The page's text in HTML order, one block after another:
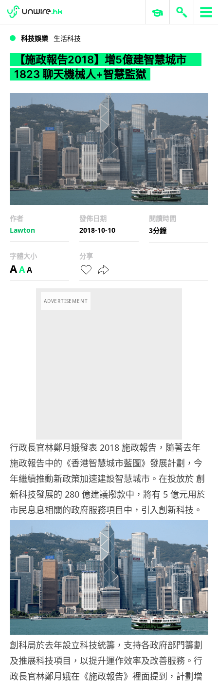
WWDC 2026 ERP 與商業 AI
科技娛樂 生活科技
【施政報告2018】增5億建智慧城市
1823 聊天機械人+智慧監獄
作者
Lawton
發佈日期
2018-10-10
閱讀時間
3分鐘
字體大小
AAA
分享
ADVERTISEMENT
行政長官林鄭月娥發表 2018 施政報告，隨著去年
施政報告中的《香港智慧城市藍圖》發展計劃，今
年繼續推動新政策加速建設智慧城市。在投放於 創
新科技發展的 280 億建議撥款中，將有 5 億元用於
市民息息相關的政府服務項目中，引入創新科技。
創科局於去年設立科技統籌，支持各政府部門籌劃
及推展科技項目，以提升運作效率及改善服務。行
政長官林鄭月娥在《施政報告》裡面提到，計劃增